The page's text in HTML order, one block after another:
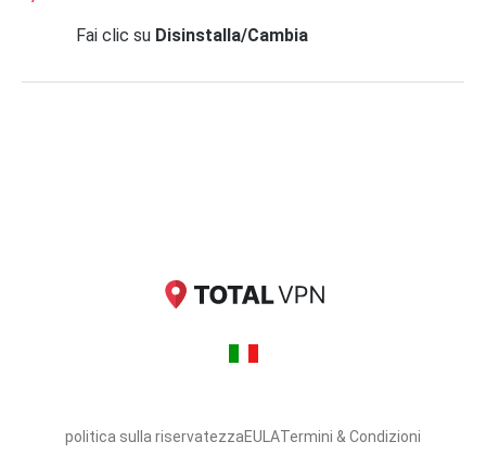
Fai clic su Disinstalla/Cambia
politica sulla riservatezzaEULATermini & Condizioni